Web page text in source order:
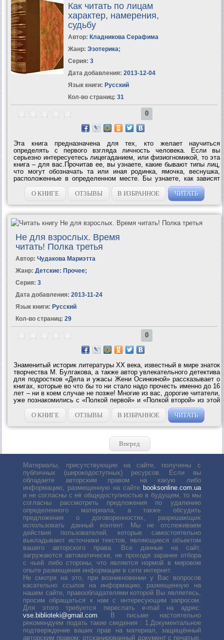
Как читать по лицам
характер, намерения,
судьбу
Автор: Кладникова Серафима
Жанр: Эзотерика;
Серия: 3
Дата добавления: 2013-12-04
Язык книги: Русский
Кол-во страниц: 31
0
Эта книга предназначена для тех, кто желает научиться
определять с первого взгляда личность человека. Если вы
серьезно интересуетесь лицегаданием, или физиогномикой, то эта
книга – для вас.Прочитав ее, вы узнаете, какие бывают типы лиц,
что могут обозначать та или иная родинка, ямочка, веснушка,
расположенные в определенном месте. Бы узнаете, как зависят
черты лица от темперамента и характера человека и многое–
многое...О КНИГЕ ОТЗЫВЫ В ИЗБРАННОЕ ЧИТАТЬ
Не для взрослых. Время
читать! Полка третья
Автор: Чудакова Мариэтта
Жанр: Детские: Прочее;
Серия: 3
Дата добавления: 2013-11-24
Язык книги: Русский
Кол-во страниц: 29
0
Знаменитый историк литературы ХХ века, известный в мире знаток
творчества М. Булгакова, а также автор увлекательного детектива
для подростков «Дела и ужасы Жени Осинкиной» рассказывает о
книгах, которые во что бы то ни стало надо прочесть именно до 16
лет – ни в коем случае не позже! Многие из вас, дорогие читатели,
уже познакомились с «Полкой первой» и «Полкой второй» из этой
серии книг, теперь перед вами – «Полка...
О КНИГЕ
ОТЗЫВЫ В ИЗБРАННОЕ ЧИТАТЬ
Вперед
Материалы, присутствующие на сайте, получены с
публичных (широкодоступных) ресурсов. Если вы
обладаете авторским правом на какую либо
информацию, размещенную на сайте booksonline.com.ua
и не согласны с её общедоступностью в будущем, то мы
согласны рассмотреть предложения по удалению
определенного материала, а также обсудить
предложения о договоренностях, разрешающих
использовать данный контент. Мы не отслеживаем
действия пользователей, которые самостоятельно
выкладывают источники текстов, являющиеся объектом
вашего авторского права. Все данные на сайт,
загружаются автоматически, не проходя заранее отбора
с чьей либо стороны, что является нормой в мировом
опыте размещения информации в сети интернет.
Не смотря на это, при возникновении у Вас вопросов
касательно ссылок на информацию, размещенную на
нашем сайте, правообладателями которой Вы являетесь,
просим обращаться к нам с интересующим запросом.
Для этого требуется переслать е-mail на адрес:
vse.biblioteki@gmail.com . В письме настоятельно
рекомендуем подать такие сведения : 1.Документальное
подтверждение ваших прав на материал, защищённый
авторским правом: отсканированный документ с печатью,